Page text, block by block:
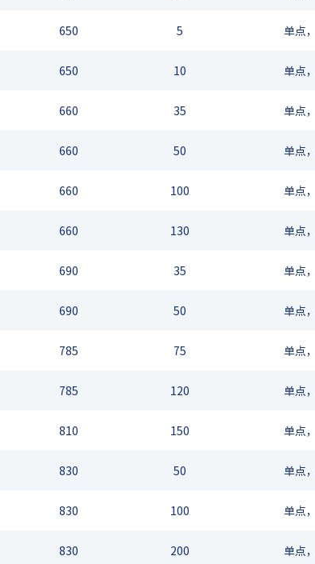
650 5 单点
650 10 单点
660 35 单点
660 50 单点
660 100 单点
660 130 单点
690 35 单点
690 50 单点
785 75 单点
785 120 单点
810 150 单点
830 50 单点
830 100 单点
830 200 单点